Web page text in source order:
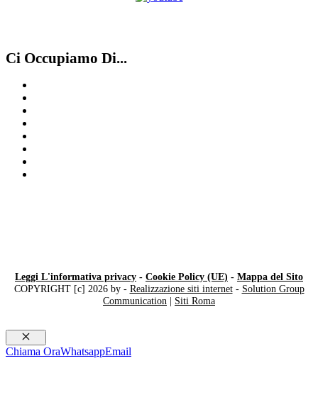
Ci Occupiamo Di...
Leggi L'informativa privacy - Cookie Policy (UE) - Mappa del Sito
COPYRIGHT [c] 2026 by - Realizzazione siti internet- Solution Group
Communication | Siti Roma
Chiudi
Chiama OraWhatsappEmail